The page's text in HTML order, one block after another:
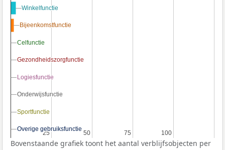
25
25 50
50 75
75 100
100
Winkelfunctie
Winkelfunctie
Bijeenkomstfunctie
Bijeenkomstfunctie
Celfunctie
Celfunctie
Gezondheidszorgfunctie
Gezondheidszorgfunctie
Logiesfunctie
Logiesfunctie
Onderwijsfunctie
Onderwijsfunctie
Sportfunctie
Sportfunctie
Overige gebruiksfunctie
Overige gebruiksfunctie
Bovenstaande grafiek toont het aantal verblijfsobjecten per